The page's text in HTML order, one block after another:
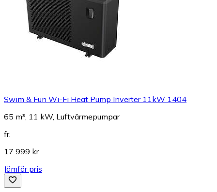
Swim & Fun Wi-Fi Heat Pump Inverter 11kW 1404
65 m³, 11 kW, Luftvärmepumpar
fr.
17 999 kr
Jämför pris